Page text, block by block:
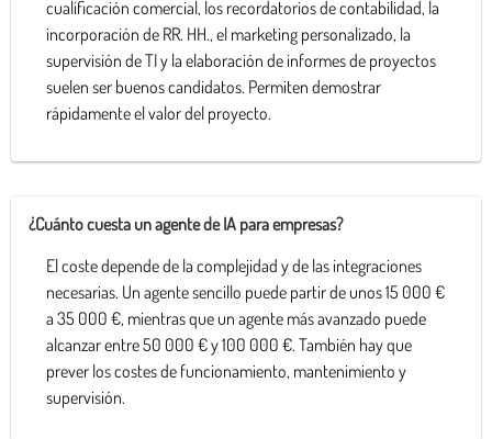
cualificación comercial, los recordatorios de contabilidad, la
incorporación de RR. HH., el marketing personalizado, la
supervisión de TI y la elaboración de informes de proyectos
suelen ser buenos candidatos. Permiten demostrar
rápidamente el valor del proyecto.
¿Cuánto cuesta un agente de IA para empresas?
El coste depende de la complejidad y de las integraciones
necesarias. Un agente sencillo puede partir de unos 15 000 €
a 35 000 €, mientras que un agente más avanzado puede
alcanzar entre 50 000 € y 100 000 €. También hay que
prever los costes de funcionamiento, mantenimiento y
supervisión.